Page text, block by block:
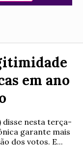
em ano
disse nesta terça-
garante mais
dos votos. E...